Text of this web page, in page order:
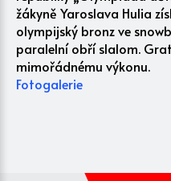
žákyně Yaroslava Hulia
olympijský bronz ve
paralelní obří slalom.
mimořádnému výkonu.
Fotogalerie